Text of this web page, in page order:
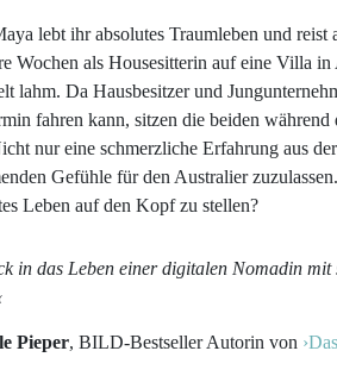
lebt ihr absolutes Traumleben und reist
Wochen als Housesitterin auf eine Villa in
lahm. Da Hausbesitzer und
fahren kann, sitzen die beiden
nur eine schmerzliche Erfahrung aus
Gefühle für den Australier
Leben auf den Kopf zu stellen?
in das Leben einer digitalen Nomadin mit
Pieper, BILD-Bestseller Autorin von